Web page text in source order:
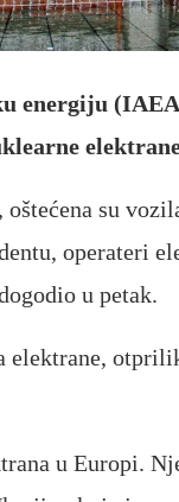
energiju
su
operateri
u petak.
u Europi.